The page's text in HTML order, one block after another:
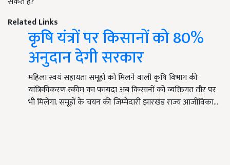
Related Links
कृषि यंत्रों पर किसानों को 80%
अनुदान देगी सरकार
महिला स्वयं सहायता समूहों को मिलने वाली कृषि विभाग की
यांत्रिकीकरण स्कीम का फायदा अब किसानों को व्यक्तिगत तौर पर
भी मिलेगा. समूहों के चयन की जिम्मेदारी झारखंड राज्य आजीविका…